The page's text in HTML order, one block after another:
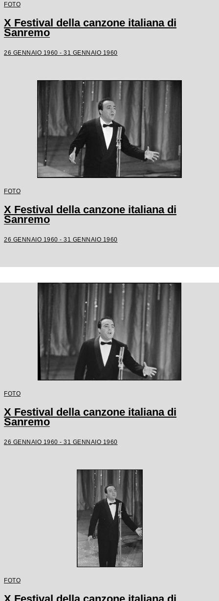
FOTO
X Festival della canzone italiana di
Sanremo
26 GENNAIO 1960 - 31 GENNAIO 1960
FOTO
X Festival della canzone italiana di
Sanremo
26 GENNAIO 1960 - 31 GENNAIO 1960
FOTO
X Festival della canzone italiana di
Sanremo
26 GENNAIO 1960 - 31 GENNAIO 1960
FOTO